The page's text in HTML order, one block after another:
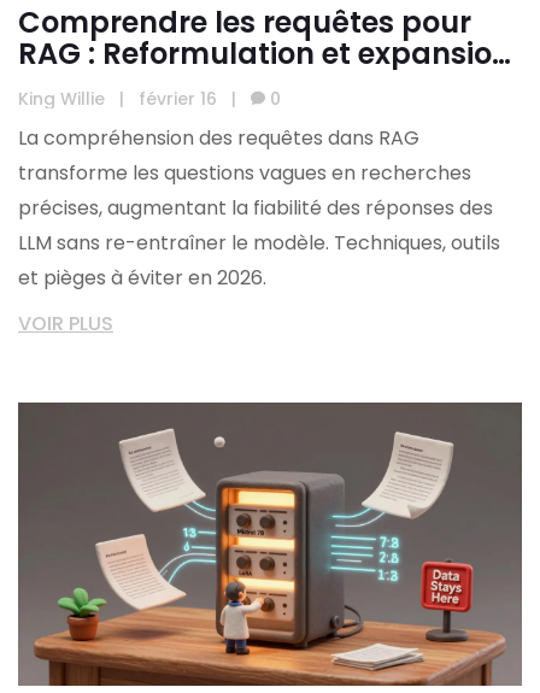
Comprendre les requêtes pour
RAG : Reformulation et expansion
pour de meilleures réponses des
LLM
King Willie | février 16 | 0
La compréhension des requêtes dans RAG
transforme les questions vagues en recherches
précises, augmentant la fiabilité des réponses des
LLM sans re-entraîner le modèle. Techniques, outils
et pièges à éviter en 2026.
VOIR PLUS